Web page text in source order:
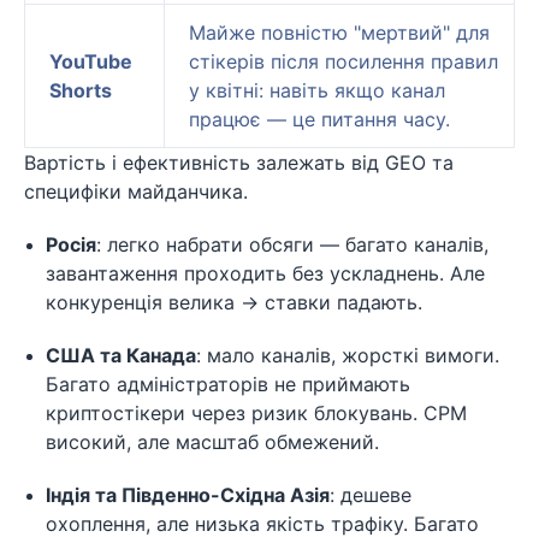
YouTube
Shorts
Майже повністю "мертвий" для
стікерів після посилення правил
у квітні: навіть якщо канал
працює — це питання часу.
Вартість і ефективність залежать від GEO та
специфіки майданчика.
Росія: легко набрати обсяги — багато каналів,
завантаження проходить без ускладнень. Але
конкуренція велика → ставки падають.
США та Канада: мало каналів, жорсткі вимоги.
Багато адміністраторів не приймають
криптостікери через ризик блокувань. CPM
високий, але масштаб обмежений.
Індія та Південно-Східна Азія: дешеве
охоплення, але низька якість трафіку. Багато